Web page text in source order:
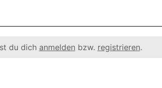
du dich anmelden bzw. registrieren.